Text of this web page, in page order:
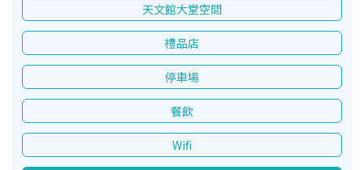
天文館大堂空間
禮品店
停車場
餐飲
Wifi